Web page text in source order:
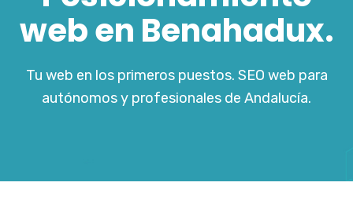
web en Benahadux.
Tu web en los primeros puestos. SEO web para
autónomos y profesionales de Andalucía.